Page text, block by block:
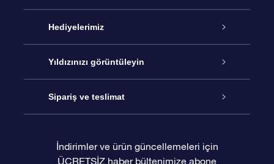
Hizmet
İletişim
Blogu
Hediyelerimiz
Çevrimiçi Yıldız Hediyesi
OSR Hediye Paketi
Yıldızınızı görüntüleyin
Star Register
Sipariş ve teslimat
İndirimler ve ürün güncellemeleri için
ÜCRETSİZ haber bültenimize abone